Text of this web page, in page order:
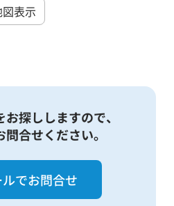
表示
探ししますので、
合せください。
ルでお問合せ